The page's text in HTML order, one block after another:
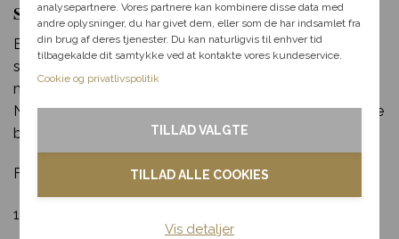
analysepartnere. Vores partnere kan kombinere disse data med
andre oplysninger, du har givet dem, eller som de har indsamlet fra
din brug af deres tjenester. Du kan naturligvis til enhver tid
tilbagekalde dit samtykke ved at kontakte vores kundeservice.
Cookie og privatlivspolitik
TILLAD ALLE COOKIES
TILLAD VALGTE
Vis detaljer
Send blomster til Birkholm – levering samme dag
Bloomit gør blomsterudbringning i Birkholm lige så let
som en leg. Alt du skal gøre, er at klikke et par gange
med musen og indtaste de nødvendige informationer.
Når du har gjort det, kan vi klargøre og sende din smukke
blomsterlevering til en heldig i Birkholm!
For at lægge en bestilling skal du:
1. Fortælle os hvilken buket din modtager skal have
Fødselsdag
Kondolence
Blomster til hjemmet